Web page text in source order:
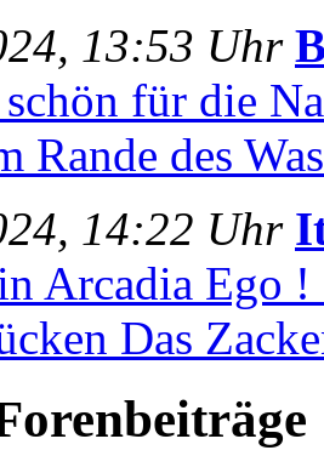
13:53 Uhr
für die
Rande des
14:22 Uhr
Arcadia Ego !
Das